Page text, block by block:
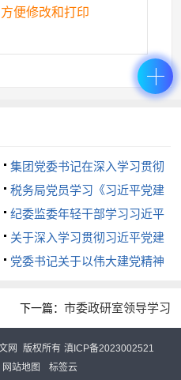
一旦贪腐，失去的不仅仅
安宁和社会的尊重。三是
当作一种生活方式、一种
能够稳得住心神、管得住
规矩、有底线，真正把
外化为自觉行动。
显先锋本色，以一流业绩
当是青春的荣光。青年干
转化为推动我县交通运输
。
便修改和打印
集团党委书记在深入学习贯彻
习近平党建思想专题研讨会上的
讲话
税务局党员学习《习近平党建
文选》第一卷、第二卷感悟
纪委监委年轻干部学习习近平
党建思想交流发言提纲
关于深入学习贯彻习近平党建
思想研讨发言
党委书记关于以伟大建党精神
发言下一篇： 市委政研室领导学习
网 版权所有 滇ICP备2023002521
网站地图 标签云